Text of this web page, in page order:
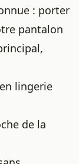
: porter
pantalon
lingerie
de la